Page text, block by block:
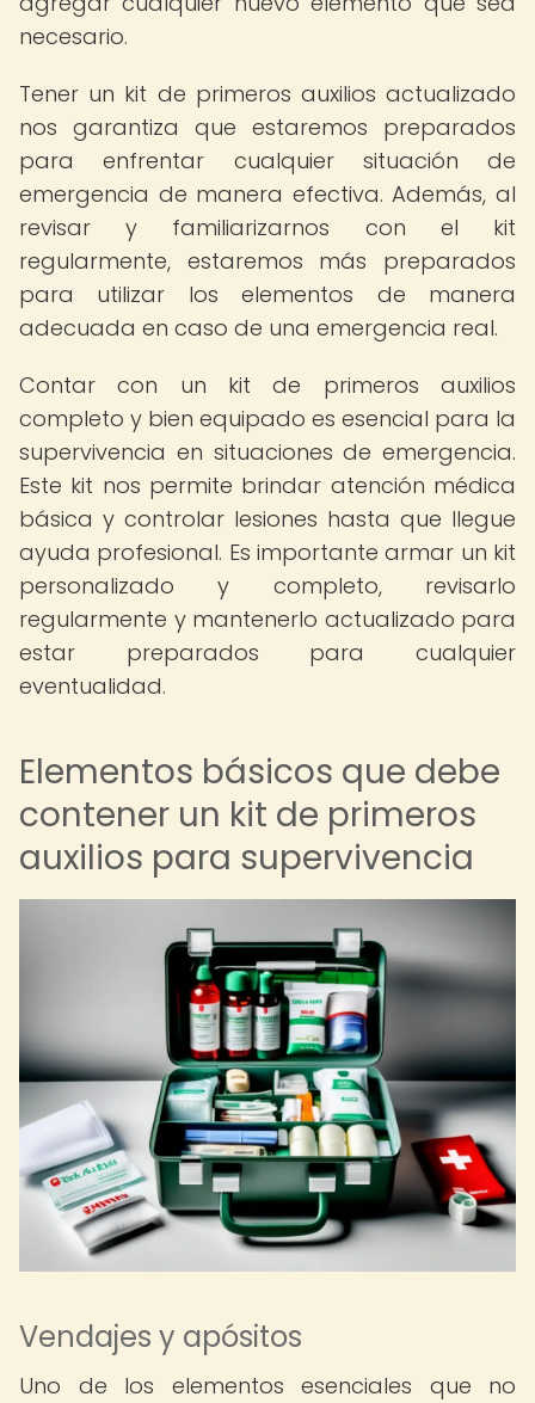
necesario.
Tener un kit de primeros auxilios actualizado
nos garantiza que estaremos preparados
para enfrentar cualquier situación de
emergencia de manera efectiva. Además, al
revisar y familiarizarnos con el kit
regularmente, estaremos más preparados
para utilizar los elementos de manera
adecuada en caso de una emergencia real.
Contar con un kit de primeros auxilios
completo y bien equipado es esencial para la
supervivencia en situaciones de emergencia.
Este kit nos permite brindar atención médica
básica y controlar lesiones hasta que llegue
ayuda profesional. Es importante armar un kit
personalizado y completo, revisarlo
regularmente y mantenerlo actualizado para
estar preparados para cualquier
eventualidad.
Elementos básicos que debe
contener un kit de primeros
auxilios para supervivencia
Vendajes y apósitos
Uno de los elementos esenciales que no